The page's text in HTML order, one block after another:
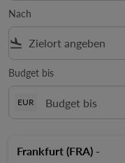
Nach
flight_land
Budget bis
EUR
Frankfurt (FRA) -